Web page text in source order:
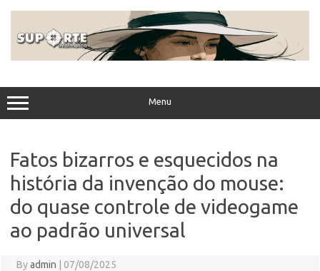
Menu
Fatos bizarros e esquecidos na
história da invenção do mouse:
do quase controle de videogame
ao padrão universal
Byadmin 07/08/2025